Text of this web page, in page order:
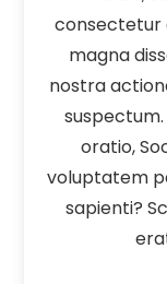
consectetur
magna
nostra
oratio,
voluptatem
sapienti?